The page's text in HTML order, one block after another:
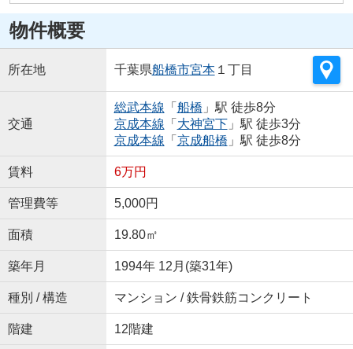
物件概要
所在地 千葉県船橋市宮本１丁目
交通
総武本線 「 船橋 」駅 徒歩8分
京成本線 「 大神宮下」駅 徒歩3分
京成本線 「 京成船橋 」駅 徒歩8分
賃料 6万円
管理費等 5,000円
面積 19.80㎡
築年月 1994年 12月(築31年)
種別 / 構造 マンション / 鉄骨鉄筋コンクリート
階建 12階建